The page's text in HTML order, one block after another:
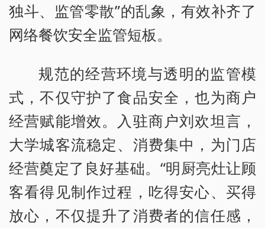
独斗、监管零散”的乱象，有效补齐了
网络餐饮安全监管短板。
规范的经营环境与透明的监管模
式，不仅守护了食品安全，也为商户
经营赋能增效。入驻商户刘欢坦言，
大学城客流稳定、消费集中，为门店
经营奠定了良好基础。“明厨亮灶让顾
客看得见制作过程，吃得安心、买得
放心，不仅提升了消费者的信任感，